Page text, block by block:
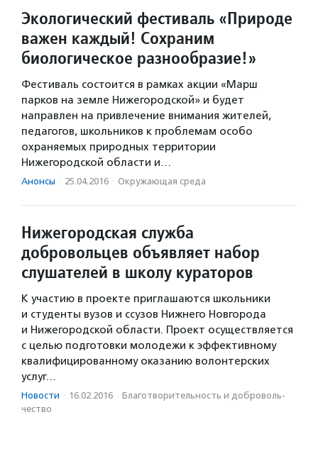
Экологический фестиваль «Природе
важен каждый! Сохраним
биологическое разнообразие!»
Фестиваль состоится в рамках акции «Марш
парков на земле Нижегородской» и будет
направлен на привлечение внимания жителей,
педагогов, школьников к проблемам особо
охраняемых природных территории
Нижегородской области и…
Анонсы · 25.04.2016 · Окружающая среда
Нижегородская служба
добровольцев объявляет набор
слушателей в школу кураторов
К участию в проекте приглашаются школьники
и студенты вузов и ссузов Нижнего Новгорода
и Нижегородской области. Проект осуществляется
с целью подготовки молодежи к эффективному
квалифицированному оказанию волонтерских
услуг…
Новости · 16.02.2016 · Благотвори­тель­ность и доброволь­
чест­во